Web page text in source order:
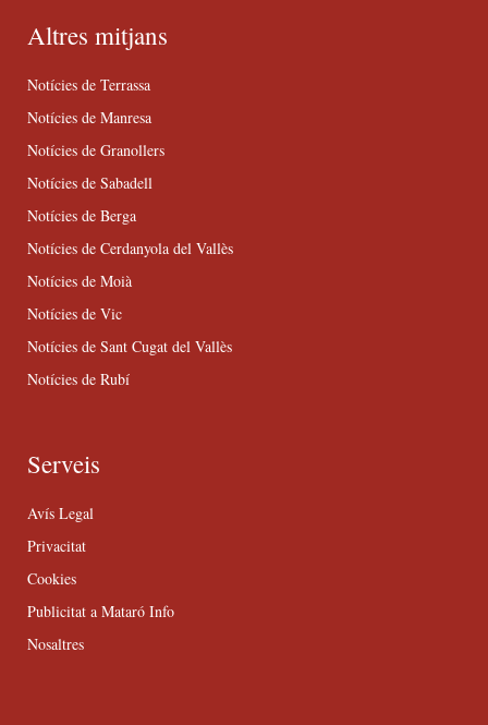
Altres mitjans
Notícies de Terrassa
Notícies de Manresa
Notícies de Granollers
Notícies de Sabadell
Notícies de Berga
Notícies de Cerdanyola del Vallès
Notícies de Moià
Notícies de Vic
Notícies de Sant Cugat del Vallès
Notícies de Rubí
Serveis
Avís Legal
Privacitat
Cookies
Publicitat a Mataró Info
Nosaltres